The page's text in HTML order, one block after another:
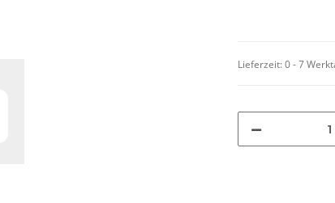
Lieferzeit:0 - 7